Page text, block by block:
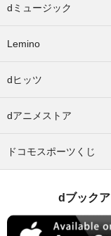
dミュージック
Lemino
dヒッツ
dアニメストア
ドコモスポーツくじ
dブック